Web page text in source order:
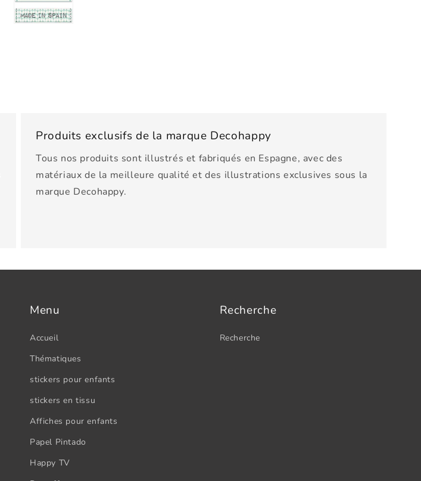
Produits exclusifs de la marque Decohappy
Tous nos produits sont illustrés et fabriqués en Espagne, avec des
matériaux de la meilleure qualité et des illustrations exclusives sous la
marque Decohappy.
Menu
Accueil
Thématiques
stickers pour enfants
stickers en tissu
Affiches pour enfants
Papel Pintado
Happy TV
Recherche
Recherche